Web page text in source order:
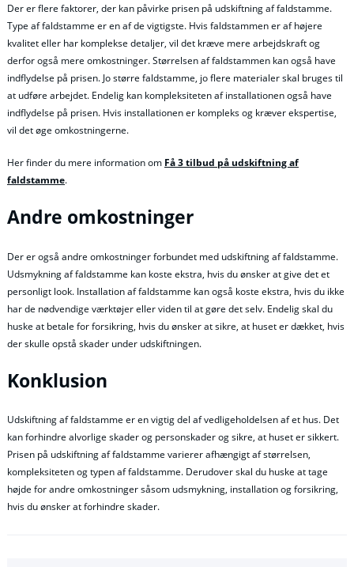
Der er flere faktorer, der kan påvirke prisen på udskiftning af faldstamme.
Type af faldstamme er en af de vigtigste. Hvis faldstammen er af højere
kvalitet eller har komplekse detaljer, vil det kræve mere arbejdskraft og
derfor også mere omkostninger. Størrelsen af faldstammen kan også have
indflydelse på prisen. Jo større faldstamme, jo flere materialer skal bruges til
at udføre arbejdet. Endelig kan kompleksiteten af installationen også have
indflydelse på prisen. Hvis installationen er kompleks og kræver ekspertise,
vil det øge omkostningerne.
Her finder du mere information om Få 3 tilbud på udskiftning af
faldstamme.
Andre omkostninger
Der er også andre omkostninger forbundet med udskiftning af faldstamme.
Udsmykning af faldstamme kan koste ekstra, hvis du ønsker at give det et
personligt look. Installation af faldstamme kan også koste ekstra, hvis du ikke
har de nødvendige værktøjer eller viden til at gøre det selv. Endelig skal du
huske at betale for forsikring, hvis du ønsker at sikre, at huset er dækket, hvis
der skulle opstå skader under udskiftningen.
Konklusion
Udskiftning af faldstamme er en vigtig del af vedligeholdelsen af et hus. Det
kan forhindre alvorlige skader og personskader og sikre, at huset er sikkert.
Prisen på udskiftning af faldstamme varierer afhængigt af størrelsen,
kompleksiteten og typen af faldstamme. Derudover skal du huske at tage
højde for andre omkostninger såsom udsmykning, installation og forsikring,
hvis du ønsker at forhindre skader.